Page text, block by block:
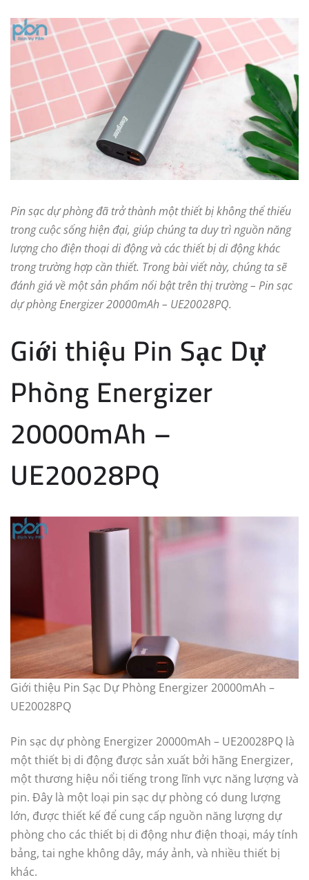
Pin sạc dự phòng đã trở thành một thiết bị không thể thiếu
trong cuộc sống hiện đại, giúp chúng ta duy trì nguồn năng
lượng cho điện thoại di động và các thiết bị di động khác
trong trường hợp cần thiết. Trong bài viết này, chúng ta sẽ
đánh giá về một sản phẩm nổi bật trên thị trường – Pin sạc
dự phòng Energizer 20000mAh – UE20028PQ.
Giới thiệu Pin Sạc Dự
Phòng Energizer
20000mAh –
UE20028PQ
Giới thiệu Pin Sạc Dự Phòng Energizer 20000mAh –
UE20028PQ
Pin sạc dự phòng Energizer 20000mAh – UE20028PQ là
một thiết bị di động được sản xuất bởi hãng Energizer,
một thương hiệu nổi tiếng trong lĩnh vực năng lượng và
pin. Đây là một loại pin sạc dự phòng có dung lượng
lớn, được thiết kế để cung cấp nguồn năng lượng dự
phòng cho các thiết bị di động như điện thoại, máy tính
bảng, tai nghe không dây, máy ảnh, và nhiều thiết bị
khác.